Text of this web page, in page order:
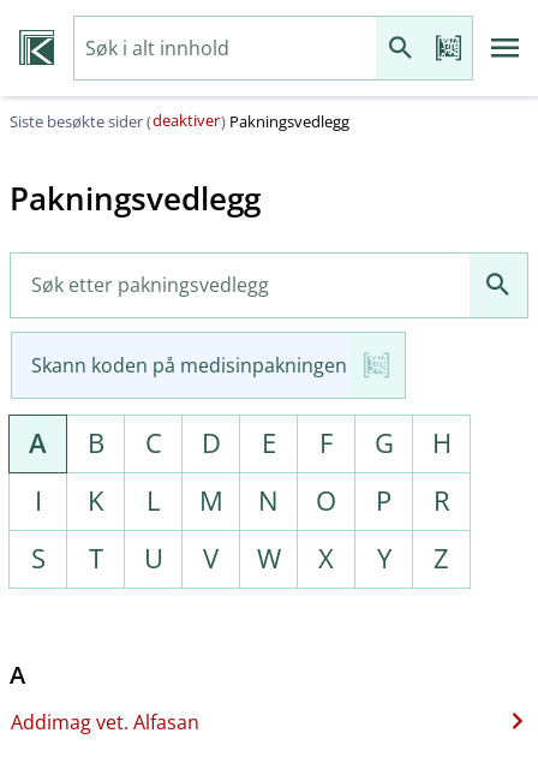
Siste besøkte sider (deaktiver) Pakningsvedlegg
Pakningsvedlegg
Skann koden på medisinpakningen
A B C D E F G
H
I
K L M N O P
R
S
T U V W X Y Z
A
Addimag vet. Alfasan